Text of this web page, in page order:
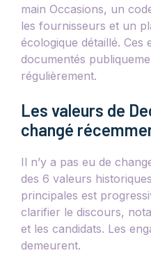
main Occasions, un
les fournisseurs et un
écologique détaillé. Ces
documentés
régulièrement.
Les valeurs de
changé
Il n’y a pas eu de
des 6 valeurs
principales est
clarifier le discours,
et les candidats. Les
demeurent.